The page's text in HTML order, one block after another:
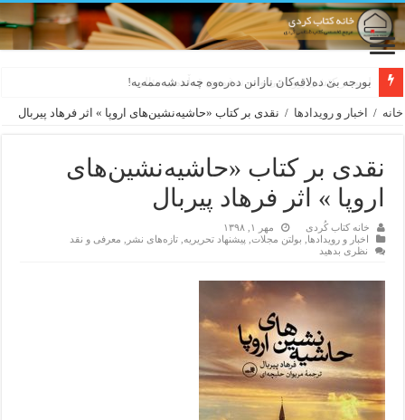
بورجە بێ دەلاقەکان نازانن دەرەوە چەند شەممەیە!
خانه / اخبار و رویدادها / نقدی بر کتاب «حاشیه‌نشین‌های اروپا » اثر فرهاد پیربال
نقدی بر کتاب «حاشیه‌نشین‌های
اروپا » اثر فرهاد پیربال
خانه کتاب کُردی
مهر ۱, ۱۳۹۸
اخبار و رویدادها
بولتن مجلات پیشنهاد تحریریه ,تازەهای نشر
معرفی و نقد
نظری بدهید